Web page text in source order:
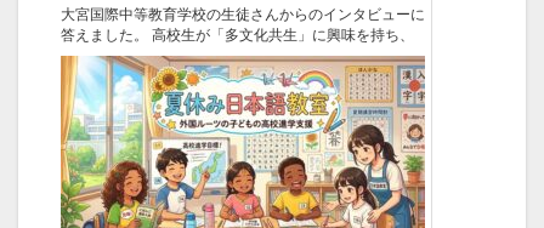
大宮国際中等教育学校の生徒さんからのインタビューに
答えました。 高校生が「多文化共生」に興味を持ち、
探求学習の研究課題としてくれるのはとてもうれしいで
す。 外国ルーツの子どもたちへのいじめについて 文科
省が発表したデータによれば2024年度に認知された
「いじめ」の件数は76万9022件で、前年度から5%増加
し...
2026-07-15
イベント